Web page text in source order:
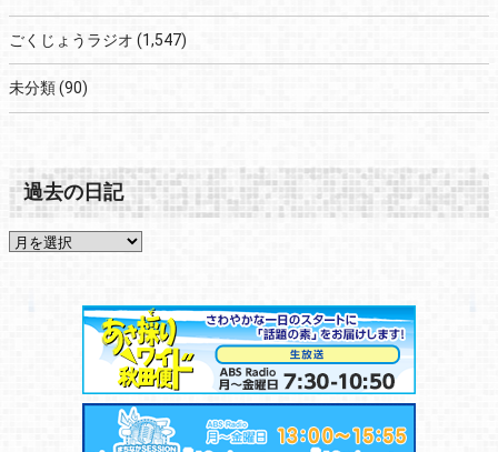
ごくじょうラジオ (1,547)
未分類(90)
過去の日記